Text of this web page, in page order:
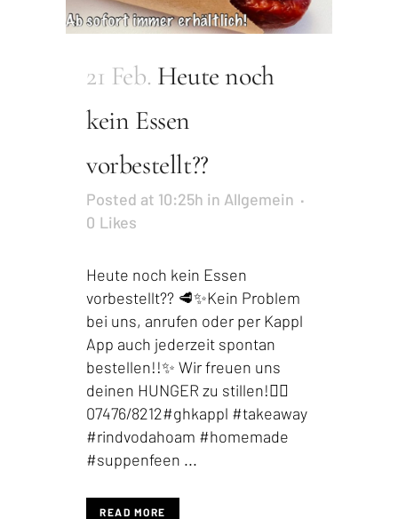
21 Feb. Heute noch
kein Essen
vorbestellt??
Posted at 10:25h in Allgemein
0 Likes
Heute noch kein Essen
vorbestellt?? 🥩✨Kein Problem
bei uns, anrufen oder per Kappl
App auch jederzeit spontan
bestellen!!✨ Wir freuen uns
deinen HUNGER zu stillen!👍🏻
07476/8212#ghkappl #takeaway
#rindvodahoam #homemade
#suppenfeen ...
READ MORE